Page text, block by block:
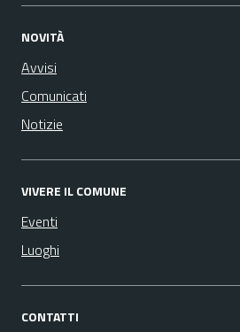
NOVITÀ
Avvisi
Comunicati
Notizie
VIVERE IL COMUNE
Eventi
Luoghi
CONTATTI